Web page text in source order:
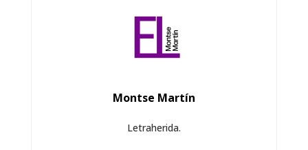
Montse Martín
Letraherida.